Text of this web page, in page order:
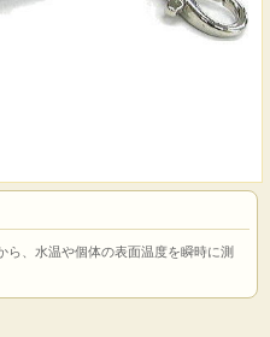
、水温や個体の表面温度を瞬時に測